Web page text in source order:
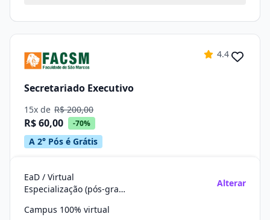
4.4
Secretariado Executivo
15x de R$ 200,00
R$ 60,00 -70%
A 2° Pós é Grátis
EaD / Virtual
Especialização (pós-graduação)
Alterar
Campus 100% virtual